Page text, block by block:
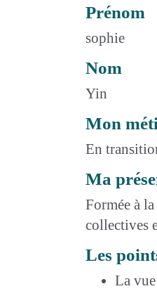
Prénom
sophie
Nom
Yin
Mon
En
Ma
Formée à
collectives
Les
La vue